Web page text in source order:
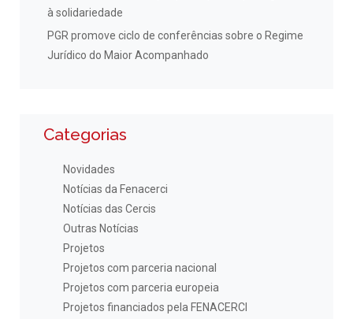
à solidariedade
PGR promove ciclo de conferências sobre o Regime
Jurídico do Maior Acompanhado
Categorias
Novidades
Notícias da Fenacerci
Notícias das Cercis
Outras Notícias
Projetos
Projetos com parceria nacional
Projetos com parceria europeia
Projetos financiados pela FENACERCI